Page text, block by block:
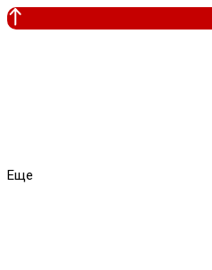
Еще